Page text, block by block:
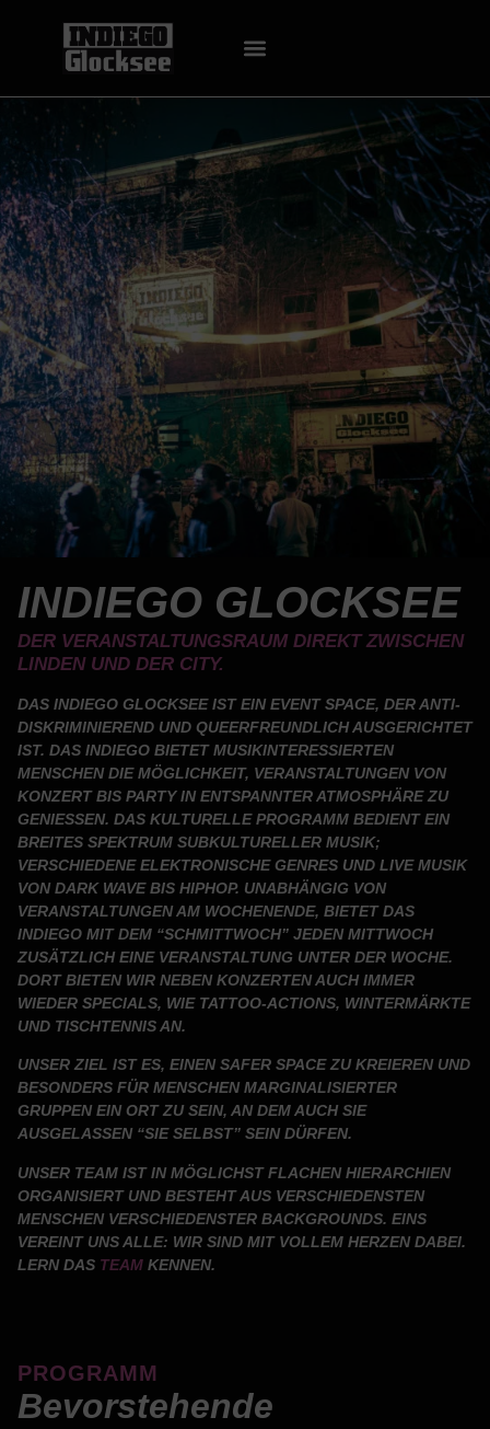
INDIEGO GLOCKSEE
DER VERANSTALTUNGSRAUM DIREKT ZWISCHEN
LINDEN UND DER CITY.
DAS INDIEGO GLOCKSEE IST EIN EVENT SPACE, DER ANTI-
DISKRIMINIEREND UND QUEERFREUNDLICH AUSGERICHTET
IST. DAS INDIEGO BIETET MUSIKINTERESSIERTEN
MENSCHEN DIE MÖGLICHKEIT, VERANSTALTUNGEN VON
KONZERT BIS PARTY IN ENTSPANNTER ATMOSPHÄRE ZU
GENIESSEN. DAS KULTURELLE PROGRAMM BEDIENT EIN B
REITES SPEKTRUM SUBKULTURELLER MUSIK; V
ERSCHIEDENE ELEKTRONISCHE GENRES UND LIVE MUSIK V
ON DARK WAVE BIS HIPHOP. UNABHÄNGIG VON V
ERANSTALTUNGEN AM WOCHENENDE, BIETET DAS I
NDIEGO MIT DEM “SCHMITTWOCH” JEDEN MITTWOCH Z
USÄTZLICH EINE VERANSTALTUNG UNTER DER WOCHE. D
ORT BIETEN WIR NEBEN KONZERTEN AUCH IMMER W
IEDER SPECIALS, WIE TATTOO-ACTIONS, WINTERMÄRKTE U
ND TISCHTENNIS AN.
UNSER ZIEL IST ES, EINEN SAFER SPACE ZU KREIEREN UND
BESONDERS FÜR MENSCHEN MARGINALISIERTER
GRUPPEN EIN ORT ZU SEIN, AN DEM AUCH SIE
AUSGELASSEN “SIE SELBST” SEIN DÜRFEN.
UNSER TEAM IST IN MÖGLICHST FLACHEN HIERARCHIEN
ORGANISIERT UND BESTEHT AUS VERSCHIEDENSTEN
MENSCHEN VERSCHIEDENSTER BACKGROUNDS. EINS
VEREINT UNS ALLE: WIR SIND MIT VOLLEM HERZEN DABEI.
LERN DAS TEAM KENNEN.
PROGRAMM
Bevorstehende